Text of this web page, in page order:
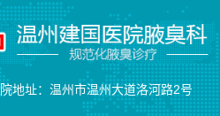
地址：温州市温州大道洛河路2号